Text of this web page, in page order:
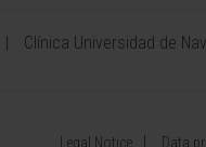
Clínica Universidad de
Legal Notice Data